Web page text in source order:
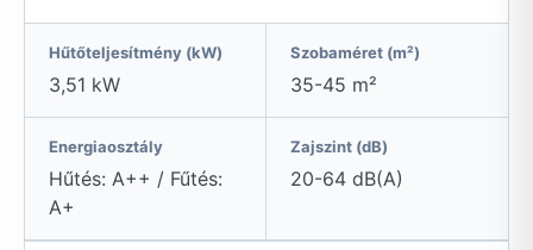
Hűtőteljesítmény (kW)
3,51 kW
Szobaméret (m²)
35-45 m²
Energiaosztály
Hűtés: A++ / Fűtés:
A+
Zajszint (dB)
20-64 dB(A)